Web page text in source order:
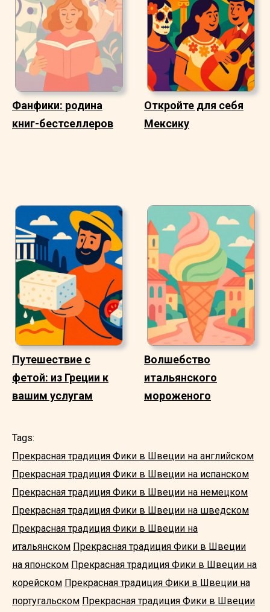
Фанфики: родина
книг-бестселлеров
Откройте для себя
Мексику
Путешествие с
фетой: из Греции к
вашим услугам
Волшебство
итальянского
мороженого
Tags:
Прекрасная традиция Фики в Швеции на английском
Прекрасная традиция Фики в Швеции на испанском
Прекрасная традиция Фики в Швеции на немецком
Прекрасная традиция Фики в Швеции на шведском
Прекрасная традиция Фики в Швеции на
итальянском Прекрасная традиция Фики в Швеции
на японском Прекрасная традиция Фики в Швеции на
корейском Прекрасная традиция Фики в Швеции на
португальском Прекрасная традиция Фики в Швеции